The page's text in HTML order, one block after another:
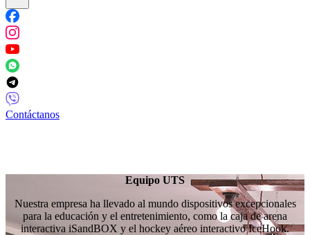
Contáctanos
Equipo UTS
Nuestra empresa ha llevado al mundo dispositivos excepcionales
para la educación y el entretenimiento, como la caja de arena
interactiva iSandBOX y el hockey aéreo interactivo IceHook.